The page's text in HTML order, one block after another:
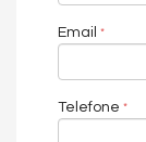
Com ambientes
• Piscina
Email
Telefone